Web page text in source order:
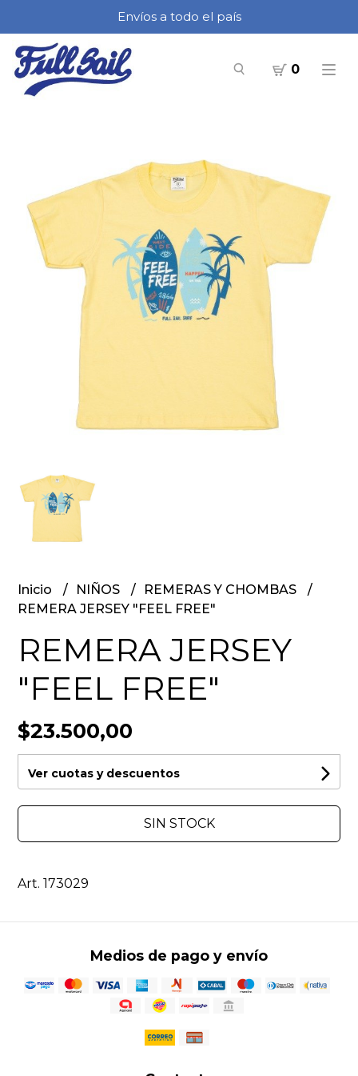
Envíos a todo el país
0
Inicio NIÑOS
REMERAS Y CHOMBAS
REMERA JERSEY "FEEL FREE"
REMERA JERSEY
"FEEL FREE"
$23.500,00
Ver cuotas y descuentos
SIN STOCK
Art. 173029
Medios de pago y envío